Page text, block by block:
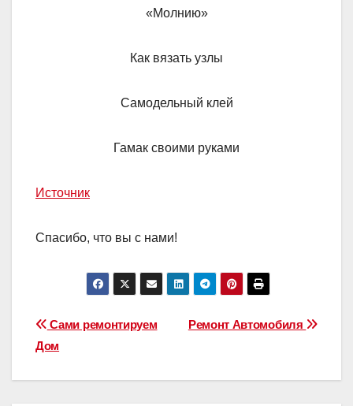
«Молнию»
Как вязать узлы
Самодельный клей
Гамак своими руками
Источник
Спасибо, что вы с нами!
Навигация
по
Ремонт Автомобиля
Сами ремонтируем
Дом